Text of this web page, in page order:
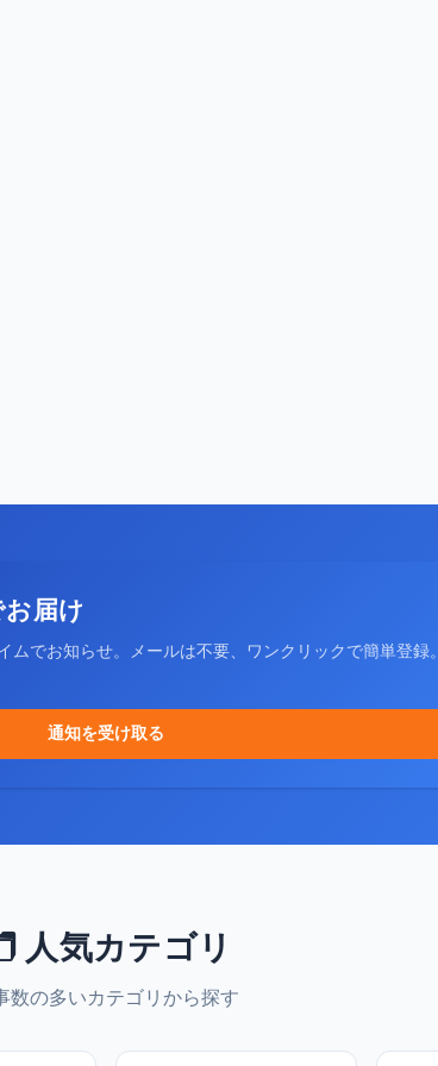
届け
でお知らせ。メールは不要、ワンクリックで簡単登録。
通知を受け取る
人気カテゴリ
数の多いカテゴリから探す